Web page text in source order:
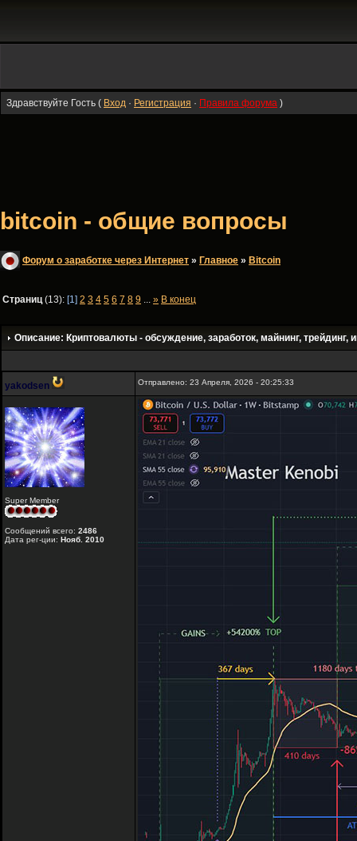
Здравствуйте Гость ( Вход · Регистрация · Правила форума )
bitcoin - общие вопросы
Форум о заработке через Интернет » Главное » Bitсoin
Страниц(13): [1] 2 3 4 5 6 7 8 9 ... » В конец
Описание: Криптовалюты - обсуждение, заработок, майнинг, трейдинг,
yakodsen Отправлено: 23 Апреля, 2026 - 20:25:33
Super Member
Сообщений всего: 2486
Дата рег-ции: Нояб. 2010